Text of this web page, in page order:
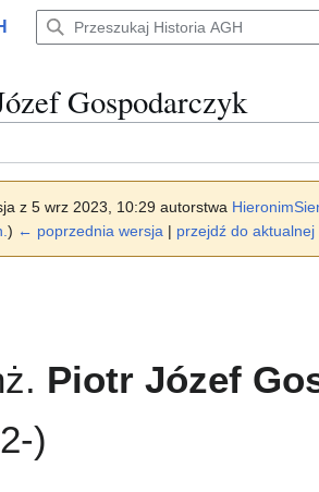
Gospodarczyk
z 5 wrz 2023, 10:29 autorstwa
) ← poprzednia wersja | przejdź do aktualnej
Piotr Józef
)